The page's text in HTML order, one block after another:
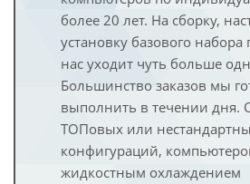
более 20 лет. На сборку,
установку базового
нас уходит чуть больше
Большинство заказов мы
выполнить в течении дня.
ТОПовых или
конфигураций,
жидкостным охлаждением